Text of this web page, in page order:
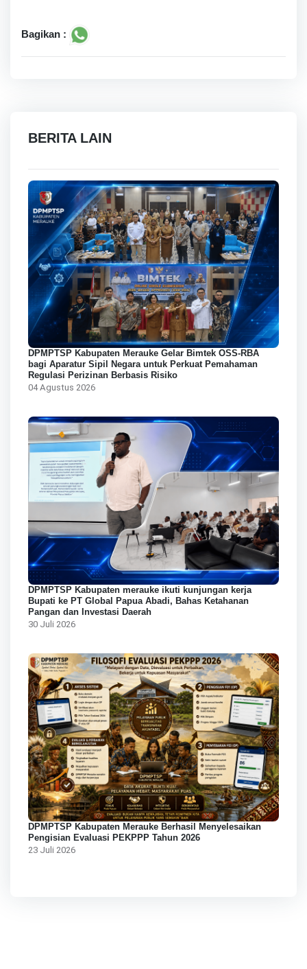
Bagikan :
BERITA LAIN
DPMPTSP Kabupaten Merauke Gelar Bimtek OSS-RBA
bagi Aparatur Sipil Negara untuk Perkuat Pemahaman
Regulasi Perizinan Berbasis Risiko
04 Agustus 2026
DPMPTSP Kabupaten merauke ikuti kunjungan kerja
Bupati ke PT Global Papua Abadi, Bahas Ketahanan
Pangan dan Investasi Daerah
30 Juli 2026
DPMPTSP Kabupaten Merauke Berhasil Menyelesaikan
Pengisian Evaluasi PEKPPP Tahun 2026
23 Juli 2026